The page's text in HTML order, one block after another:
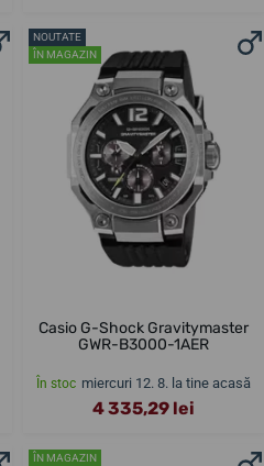
NOUTATE
ÎN MAGAZIN
Casio G-Shock Gravitymaster
GWR-B3000-1AER
În stoc miercuri 12. 8. la tine acasă
4 335,29 lei
ÎN MAGAZIN